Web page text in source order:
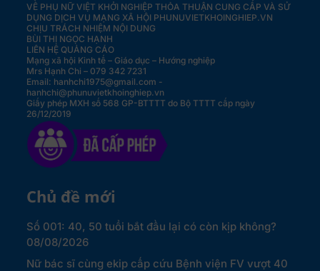
VỀ PHỤ NỮ VIỆT KHỞI NGHIỆPTHỎA THUẬN CUNG CẤP VÀ SỬ
DỤNG DỊCH VỤ MẠNG XÃ HỘI PHUNUVIETKHOINGHIEP.VN
CHỊU TRÁCH NHIỆM NỘI DUNG
BÙI THỊ NGỌC HẠNH
LIÊN HỆ QUẢNG CÁO
Mạng xã hội Kinh tế – Giáo dục – Hướng nghiệp
Mrs Hạnh Chi – 079 342 7231
Email: hanhchi1975@gmail.com -
hanhchi@phunuvietkhoinghiep.vn
Giấy phép MXH số 568 GP-BTTTT do Bộ TTTT cấp ngày
26/12/2019
Chủ đề mới
Số 001: 40, 50 tuổi bắt đầu lại có còn kịp không?
08/08/2026
Nữ bác sĩ cùng ekip cấp cứu Bệnh viện FV vượt 40